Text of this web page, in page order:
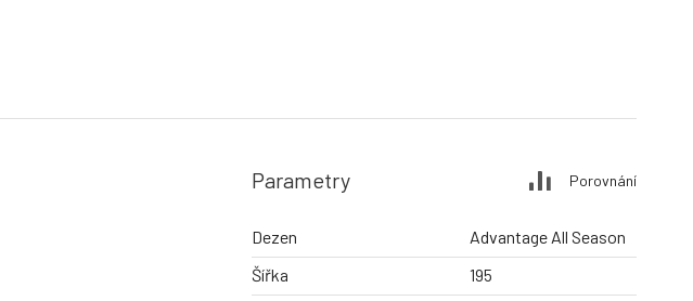
Parametry Porovnání
Dezen
Advantage All Season
Šířka
195